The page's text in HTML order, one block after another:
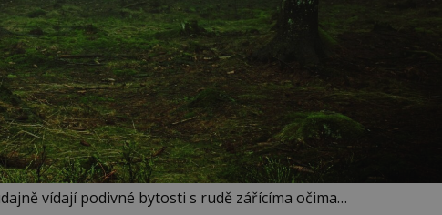
vídají podivné bytosti s rudě zářícíma očima…